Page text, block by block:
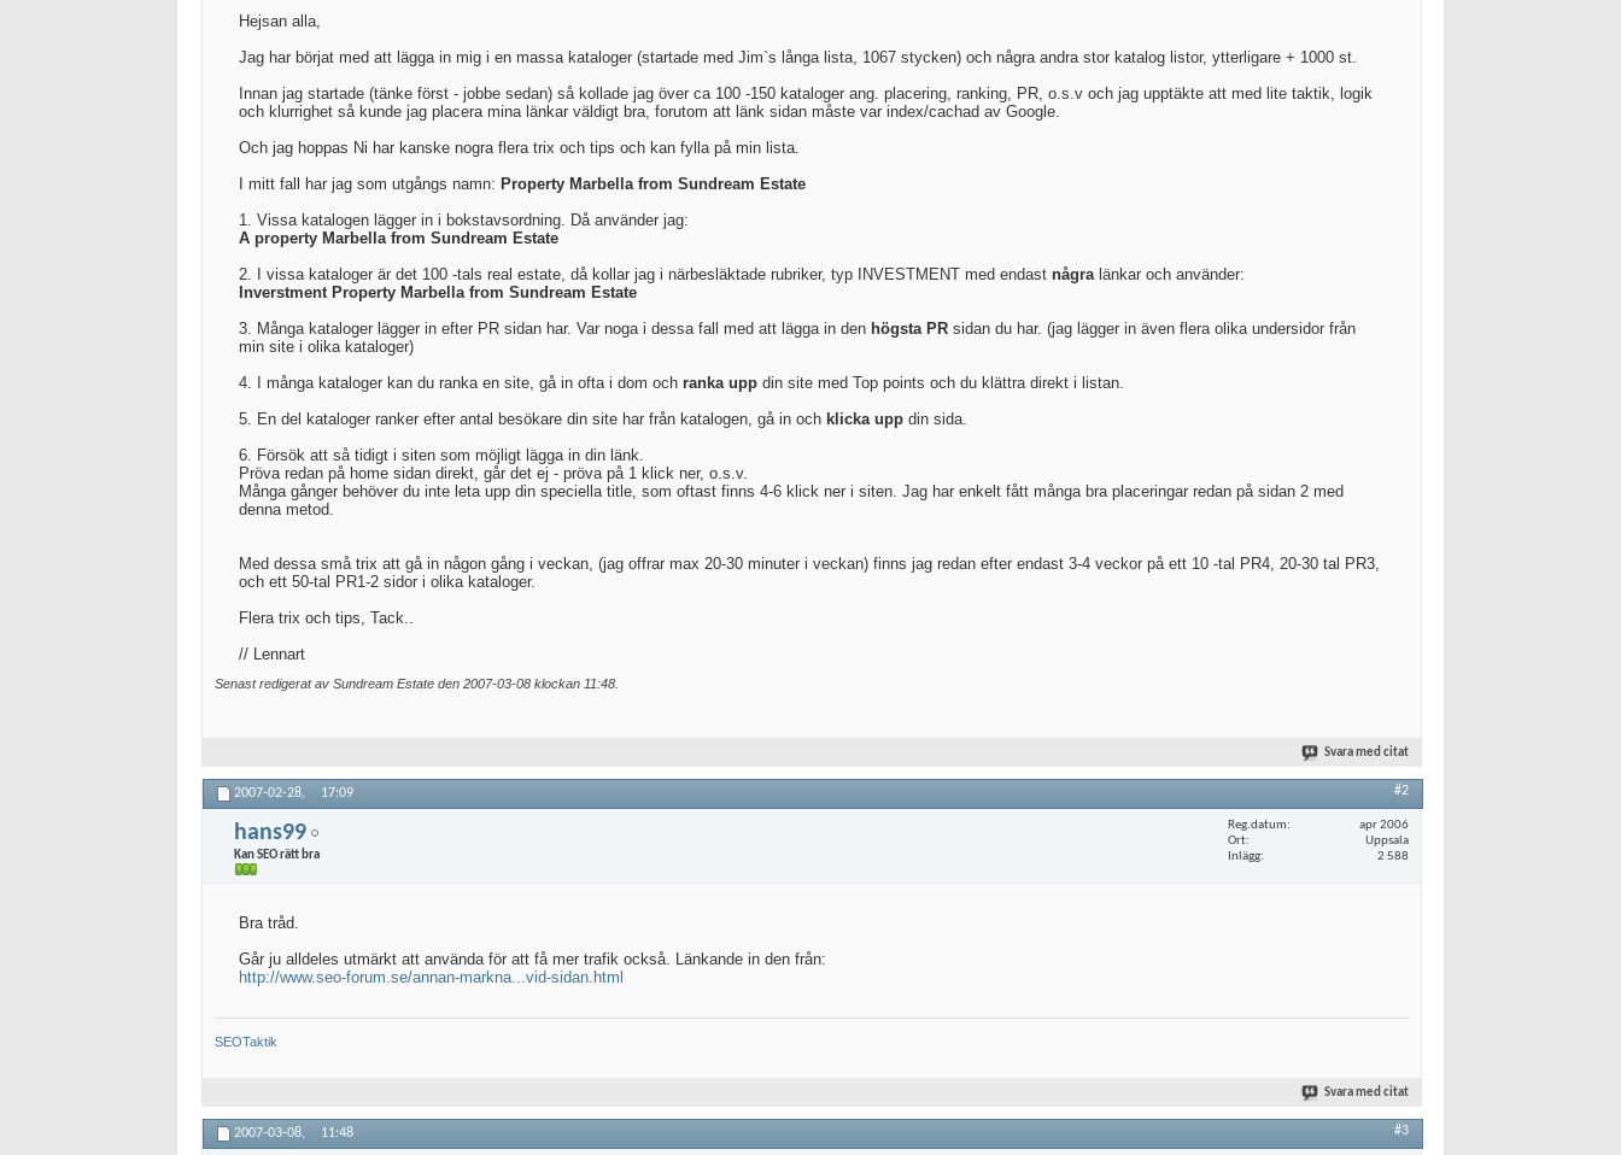
Hejsan alla,
Jag har börjat med att lägga in mig i en massa kataloger (startade med Jim`s långa lista, 1067 stycken) och några andra stor katalog listor, ytterligare + 1000 st.
Innan jag startade (tänke först - jobbe sedan) så kollade jag över ca 100 -150 kataloger ang. placering, ranking, PR, o.s.v och jag upptäkte att med lite taktik, logik
och klurrighet så kunde jag placera mina länkar väldigt bra, forutom att länk sidan måste var index/cachad av Google.
Och jag hoppas Ni har kanske nogra flera trix och tips och kan fylla på min lista.
I mitt fall har jag som utgångs namn: Property Marbella from Sundream Estate
1. Vissa katalogen lägger in i bokstavsordning. Då använder jag:
A property Marbella from Sundream Estate
2. I vissa kataloger är det 100 -tals real estate, då kollar jag i närbesläktade rubriker, typ INVESTMENT med endast någralänkar och använder:
Inverstment Property Marbella from Sundream Estate
3. Många kataloger lägger in efter PR sidan har. Var noga i dessa fall med att lägga in den högsta PR sidan du har. (jag lägger in även flera olika undersidor från
min site i olika kataloger)
4. I många kataloger kan du ranka en site, gå in ofta i dom och ranka upp din site med Top points och du klättra direkt i listan.
5. En del kataloger ranker efter antal besökare din site har från katalogen, gå in och klicka upp din sida.
6. Försök att så tidigt i siten som möjligt lägga in din länk.
Pröva redan på home sidan direkt, går det ej - pröva på 1 klick ner, o.s.v.
Många gånger behöver du inte leta upp din speciella title, som oftast finns 4-6 klick ner i siten. Jag har enkelt fått många bra placeringar redan på sidan 2 med
denna metod.
Med dessa små trix att gå in någon gång i veckan, (jag offrar max 20-30 minuter i veckan) finns jag redan efter endast 3-4 veckor på ett 10 -tal PR4, 20-30 tal PR3,
och ett 50-tal PR1-2 sidor i olika kataloger.
Flera trix och tips, Tack..
// Lennart
Senast redigerat av Sundream Estate den 2007-03-08 klockan 11:48
Svara med citat
2007-02-28, 17:09 #2
hans99
Kan SEO rätt bra
Reg.datum
apr 2006
Ort
Uppsala
Inlägg
2 588
Bra tråd.
Går ju alldeles utmärkt att använda för att få mer trafik också. Länkande in den från:
http://www.seo-forum.se/annan-markna...vid-sidan.html
SEOTaktik
Svara med citat
2007-03-08, 11:48 #3